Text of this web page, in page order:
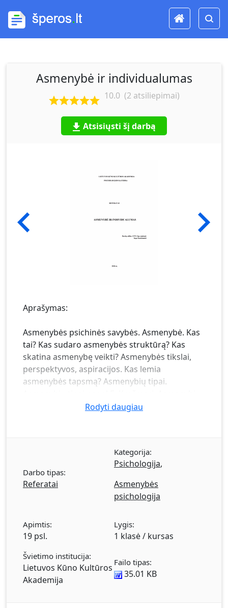
Asmenybė ir individualumas
10.0 (2 atsiliepimai)
Atsisiųsti šį darbą
Aprašymas:
Asmenybės psichinės savybės. Asmenybė. Kas
tai? Kas sudaro asmenybės struktūrą? Kas
skatina asmenybę veikti? Asmenybės tikslai,
perspektyvos, aspiracijos. Kas lemia
asmenybės tapsmą? Asmenybių tipai.
tipai pagal K.G. Jungą. Asmenybių tipai pagal
Temperamento įtaka veiklai ir jo kitimo
galimybės. Charakteris. Charakterio struktūra
ir bruožai. Charakterio formavimasis ir
patologiniai bruožai.
Rodyti daugiau
Darbo tipas:
Referatai
Kategorija:
Psichologija,
Asmenybės
psichologija
Apimtis:
19 psl.
Lygis:
1 klasė / kursas
Švietimo institucija:
Lietuvos Kūno Kultūros
Akademija
Failo tipas:
35.01 KB